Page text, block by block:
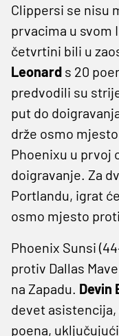
Clippersi se nisu
prvacima u svom
četvrtini bili u
Leonard s 20
predvodili su
put do
drže osmo
Phoenixu u prvoj
doigravanje. Za
Portlandu, igrat
osmo mjesto
Phoenix Sunsi
protiv Dallas
na Zapadu. Devin
devet asistencija,
poena,